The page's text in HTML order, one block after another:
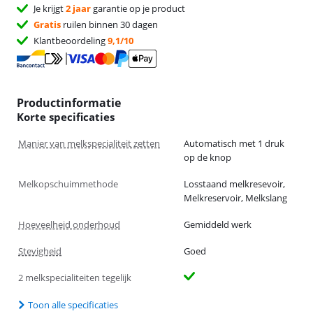
Je krijgt2 jaargarantie op je product
Gratis ruilen binnen 30 dagen
Klantbeoordeling9,1/10
Productinformatie
Korte specificaties
Manier van melkspecialiteit zetten
Automatisch met 1 druk
op de knop
Melkopschuimmethode
Losstaand melkresevoir,
Melkreservoir, Melkslang
Hoeveelheid onderhoud Gemiddeld werk
Stevigheid Goed
2 melkspecialiteiten tegelijk
Toon alle specificaties